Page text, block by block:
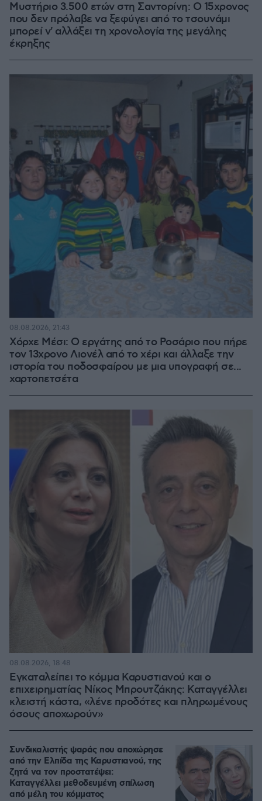
Μυστήριο 3.500 ετών στη Σαντορίνη: Ο 15χρονος
που δεν πρόλαβε να ξεφύγει από το τσουνάμι
μπορεί ν' αλλάξει τη χρονολογία της μεγάλης
έκρηξης
Χόρχε Μέσι: Ο εργάτης από το Ροσάριο που πήρε
τον 13χρονο Λιονέλ από το χέρι και άλλαξε την
ιστορία του ποδοσφαίρου με μια υπογραφή σε...
χαρτοπετσέτα
08.08.2026, 21:43
Εγκαταλείπει το κόμμα Καρυστιανού και ο
επιχειρηματίας Νίκος Μπρουτζάκης: Καταγγέλλει
κλειστή κάστα, «λένε προδότες και πληρωμένους
όσους αποχωρούν»
08.08.2026, 18:48
Συνδικαλιστής ψαράς που αποχώρησε
από την Ελπίδα της Καρυστιανού, της
ζητά να τον προστατέψει:
Καταγγέλλει μεθοδευμένη σπίλωση
από μέλη του κόμματος